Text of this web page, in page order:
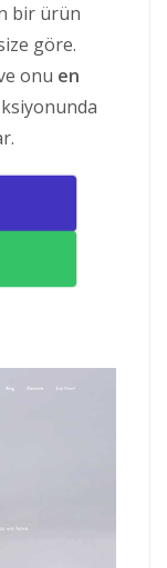
bir ürün
göre.
onu en